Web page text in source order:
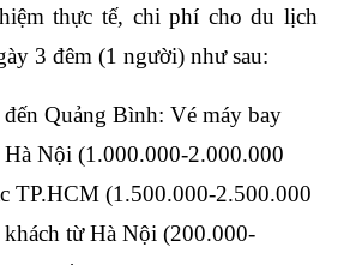
thực tế, chi phí cho du lịch
3 đêm (1 người) như sau:
Quảng Bình: Vé máy bay
Nội (1.000.000-2.000.000
TP.HCM (1.500.000-2.500.000
từ Hà Nội (200.000-